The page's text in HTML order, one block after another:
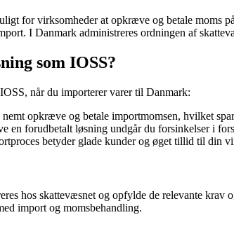
for virksomheder at opkræve og betale moms
I Danmark administreres ordningen af
som IOSS?
når du importerer varer til Danmark:
opkræve og betale importmomsen, hvilket
en forudbetalt løsning undgår du forsinkelser i
betyder glade kunder og øget tillid til din
hos skattevæsnet og opfylde de relevante
import og momsbehandling.